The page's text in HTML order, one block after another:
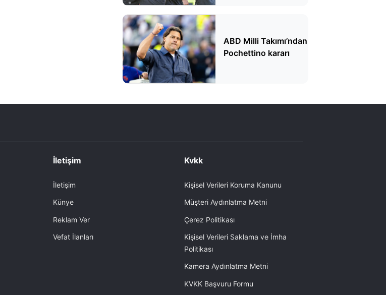
ABD Milli Takımı’ndan
Pochettino kararı
İletişim
İletişim
Künye
Reklam Ver
Vefat İlanları
Kvkk
Kişisel Verileri Koruma Kanunu
Müşteri Aydınlatma Metni
Çerez Politikası
Kişisel Verileri Saklama ve İmha
Politikası
Kamera Aydınlatma Metni
KVKK Başvuru Formu